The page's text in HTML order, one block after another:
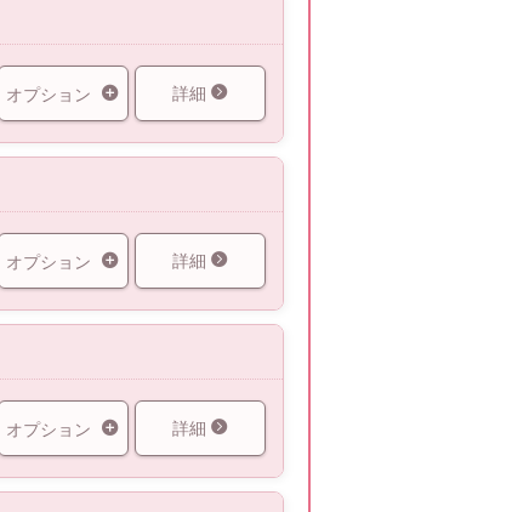
詳細
オプション
詳細
オプション
詳細
オプション